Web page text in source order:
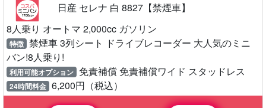
日産 セレナ 白 8827【禁煙車】
8人乗り オートマ 2,000cc ガソリン
特徴 禁煙車 3列シート ドライブレコーダー 大人気のミニ
バン!8人乗り!
利用可能オプション 免責補償 免責補償ワイド スタッドレス
24時間料金 6,200円（税込）